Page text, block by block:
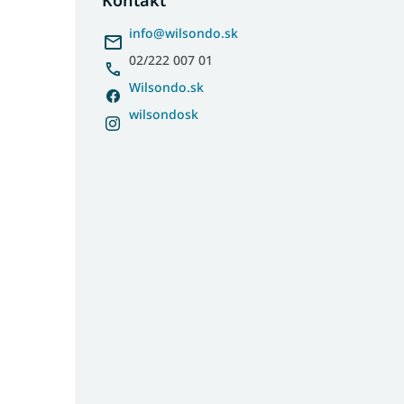
info@wilsondo.sk
02/222 007 01
Wilsondo.sk
wilsondosk